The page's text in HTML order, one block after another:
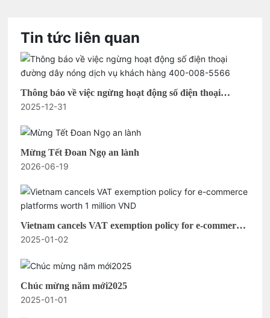
Tin tức liên quan
Thông báo về việc ngừng hoạt động số điện thoại
đường dây nóng dịch vụ khách hàng 400-008-5566
2025-12-31
Mừng Tết Đoan Ngọ an lành
2026-06-19
Vietnam cancels VAT exemption policy for e-commerce
platforms worth 1 million VND
2025-01-02
Chúc mừng năm mới2025
2025-01-01